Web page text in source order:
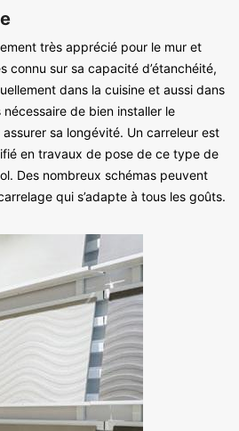
très apprécié pour le mur et
connu sur sa capacité d’étanchéité,
dans la cuisine et aussi dans
de bien installer le
sa longévité. Un carreleur est
en travaux de pose de ce type de
Des nombreux schémas peuvent
qui s’adapte à tous les goûts.